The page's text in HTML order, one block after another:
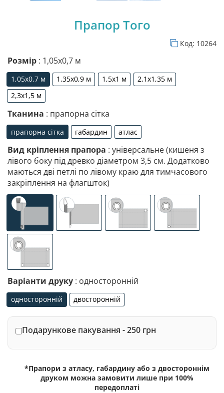
Прапор Того
Код: 10264
Розмір : 1,05х0,7 м
1,05х0,7 м
1,05х0,7 м
1,35х0,9 м
1,35х0,9 м
1,5х1 м
1,5х1 м
2,1х1,35 м
2,1х1,35 м
2,3х1,5 м
2,3х1,5 м
Тканина : прапорна сітка
прапорна сітка
прапорна сітка
габардин
габардин
атлас
атлас
Вид кріплення прапора : універсальне (кишеня з
лівого боку під древко діаметром 3,5 см. Додатково
маються дві петлі по лівому краю для тимчасового
закріплення на флагшток)
Варіанти друку : односторонній
односторонній
односторонній
двосторонній
двосторонній
Подарункове пакування - 250 грн
*Прапори з атласу, габардину або з двостороннім
друком можна замовити лише при 100%
передоплаті